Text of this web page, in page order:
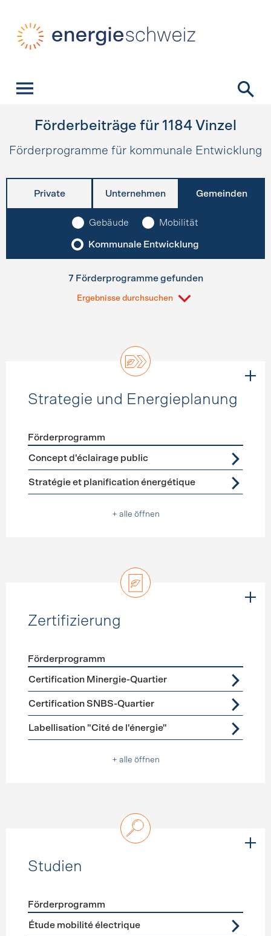
Förderbeiträge für 1184 Vinzel
Förderprogramme für kommunale Entwicklung
Private Unternehmen Gemeinden
Gebäude Mobilität
Kommunale Entwicklung
7 Förderprogramme gefunden
Ergebnisse durchsuchen
Strategie und Energieplanung
Förderprogramme Strategie und Energieplanung
Förderprogramm
Concept d'éclairage public
Stratégie et planification énergétique
+ alle öffnen
Zertifizierung
Förderprogramme Zertifizierung
Förderprogramm
Certification Minergie-Quartier
Certification SNBS-Quartier
Labellisation "Cité de l'énergie"
+ alle öffnen
Studien
Förderprogramme Studien
Förderprogramm
Étude mobilité électrique